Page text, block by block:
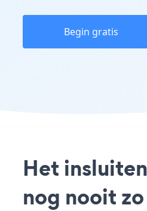
Begin gratis
Het
nog nooit